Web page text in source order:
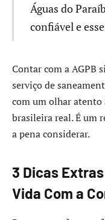
Águas do
confiável e
Contar com a AGPB
serviço de
com um olhar atento
brasileira real. É um
a pena considerar.
3 Dicas
Vida Com a